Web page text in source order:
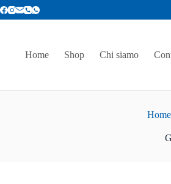
Salta
al
Home Shop Chi siamo
Home